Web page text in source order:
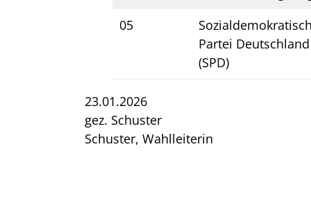
05
Partei Deutschland
(SPD)
23.01.2026
gez. Schuster
Schuster, Wahlleiterin